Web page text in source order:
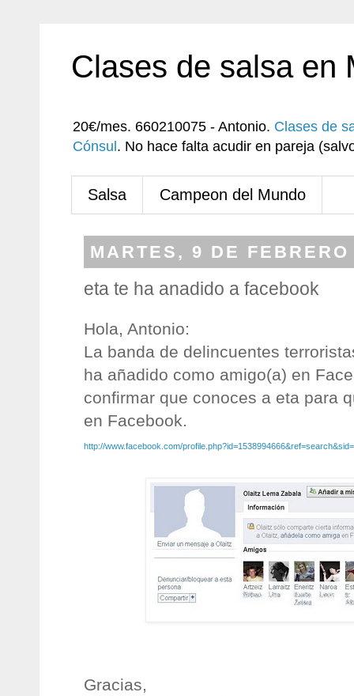
Clases de salsa en
20€/mes. 660210075 - Antonio. Clases de
Cónsul . No hace falta acudir en pareja
Salsa Campeon del Mundo
MARTES, 9 DE
eta te ha anadido a facebook
Hola, Antonio:
La banda de delincuentes
ha añadido como amigo(a) en
confirmar que conoces a eta para
en Facebook.
http://www.facebook.com/
Gracias,